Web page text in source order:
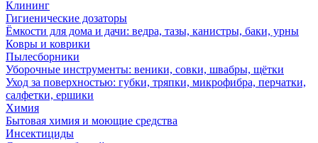
Клининг
Гигиенические дозаторы
Ёмкости для дома и дачи: ведра, тазы, канистры, баки, урны
Ковры и коврики
Пылесборники
Уборочные инструменты: веники, совки, швабры, щётки
Уход за поверхностью: губки, тряпки, микрофибра, перчатки,
салфетки, ершики
Химия
Бытовая химия и моющие средства
Инсектициды